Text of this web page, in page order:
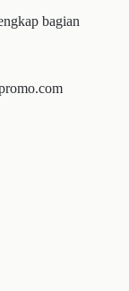
bagian